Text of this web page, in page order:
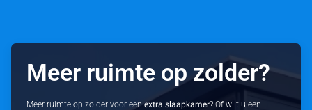
Meer ruimte op zolder?
Meer ruimte op zolder voor eenextra slaapkamer? Of wilt u een